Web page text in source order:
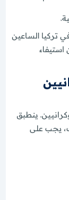
تركيا الساعين
ينطبق
يومًا. بعد ذلك، يجب على